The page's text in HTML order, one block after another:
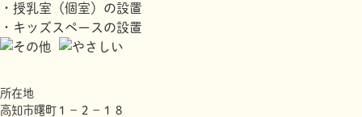
・授乳室（個室）の設置
・キッズスペースの設置
所在地
高知市曙町１－２－１８